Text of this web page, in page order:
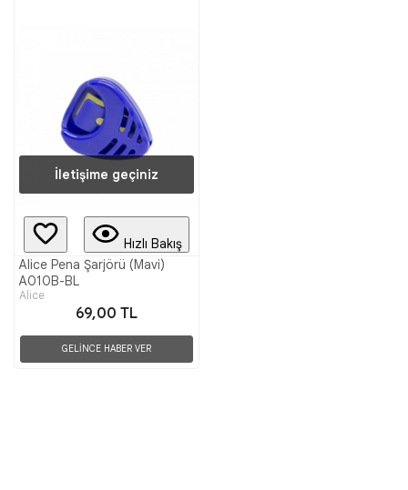
İletişime geçiniz
Hızlı Bakış
Alice Pena Şarjörü (Mavi)
A010B-BL
Alice
69,00 TL
GELİNCE HABER VER